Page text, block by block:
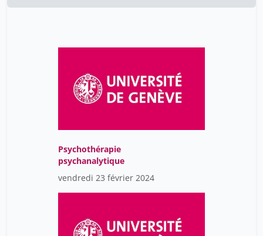
Psychothérapie
psychanalytique
vendredi 23 février 2024